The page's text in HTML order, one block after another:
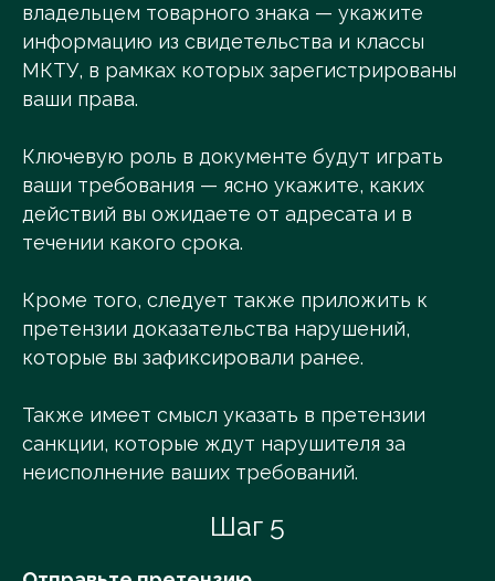
владельцем товарного знака — укажите
информацию из свидетельства и классы
МКТУ, в рамках которых зарегистрированы
ваши права.
Ключевую роль в документе будут играть
ваши требования — ясно укажите, каких
действий вы ожидаете от адресата и в
течении какого срока.
Кроме того, следует также приложить к
претензии доказательства нарушений,
которые вы зафиксировали ранее.
Также имеет смысл указать в претензии
санкции, которые ждут нарушителя за
неисполнение ваших требований.
Шаг 5